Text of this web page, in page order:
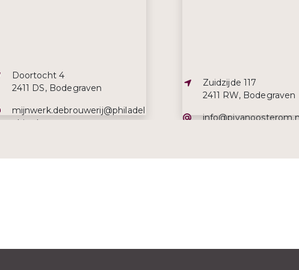
Adres:
Doortocht 4
2411 DS, Bodegraven
E-mailadres:
mijnwerk.debrouwerij@philadel
phia.nl
Adres:
Zuidzijde 117
2411 RW, Bodegraven
E-mailadres: